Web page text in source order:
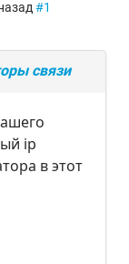
#1
связи
ip
в этот